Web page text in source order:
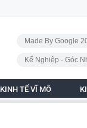
Made By Google
Kế Nghiệp - Góc
KINH TẾ VĨ MÔ